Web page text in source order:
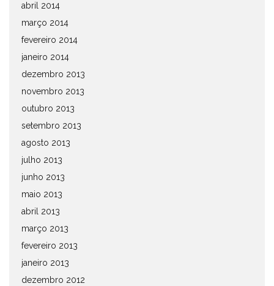
abril 2014
março 2014
fevereiro 2014
janeiro 2014
dezembro 2013
novembro 2013
outubro 2013
setembro 2013
agosto 2013
julho 2013
junho 2013
maio 2013
abril 2013
março 2013
fevereiro 2013
janeiro 2013
dezembro 2012